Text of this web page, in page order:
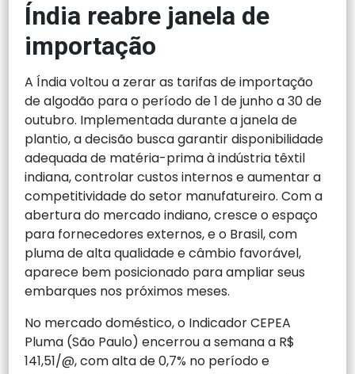
Índia reabre janela de
importação
A Índia voltou a zerar as tarifas de importação
de algodão para o período de 1 de junho a 30 de
outubro. Implementada durante a janela de
plantio, a decisão busca garantir disponibilidade
adequada de matéria-prima à indústria têxtil
indiana, controlar custos internos e aumentar a
competitividade do setor manufatureiro. Com a
abertura do mercado indiano, cresce o espaço
para fornecedores externos, e o Brasil, com
pluma de alta qualidade e câmbio favorável,
aparece bem posicionado para ampliar seus
embarques nos próximos meses.
No mercado doméstico, o Indicador CEPEA
Pluma (São Paulo) encerrou a semana a R$
141,51/@, com alta de 0,7% no período e